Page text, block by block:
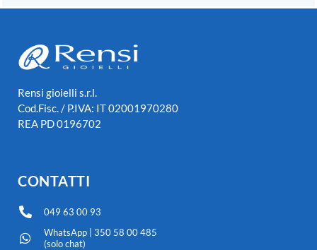
Rensi gioielli s.r.l.
Cod.Fisc. / P.IVA: IT 02001970280
REA PD 0196702
CONTATTI
049 63 00 93
WhatsApp | 350 58 00 485
(solo chat)